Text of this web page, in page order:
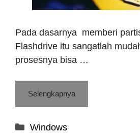
Pada dasarnya memberi
Flashdrive itu sangatlah
prosesnya bisa …
Selengkapnya
Categories
Windows